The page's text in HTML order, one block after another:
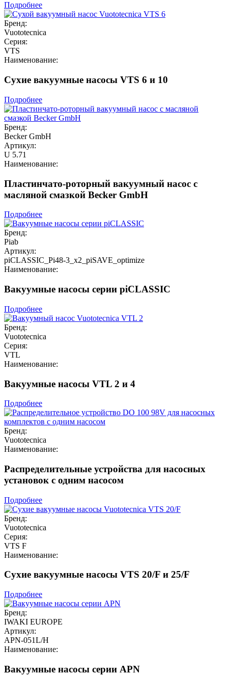
Подробнее
Бренд:
Vuototecnica
Серия:
VTS
Наименование:
Сухие вакуумные насосы VTS 6 и 10
Подробнее
Бренд:
Becker GmbH
Артикул:
U 5.71
Наименование:
Пластинчато-роторный вакуумный насос с
масляной смазкой Becker GmbH
Подробнее
Бренд:
Piab
Артикул:
piCLASSIC_Pi48-3_x2_piSAVE_optimize
Наименование:
Вакуумные насосы серии piCLASSIC
Подробнее
Бренд:
Vuototecnica
Серия:
VTL
Наименование:
Вакуумные насосы VTL 2 и 4
Подробнее
Бренд:
Vuototecnica
Наименование:
Распределительные устройства для насосных
установок с одним насосом
Подробнее
Бренд:
Vuototecnica
Серия:
VTS F
Наименование:
Сухие вакуумные насосы VTS 20/F и 25/F
Подробнее
Бренд:
IWAKI EUROPE
Артикул:
APN-051L/H
Наименование:
Вакуумные насосы серии APN